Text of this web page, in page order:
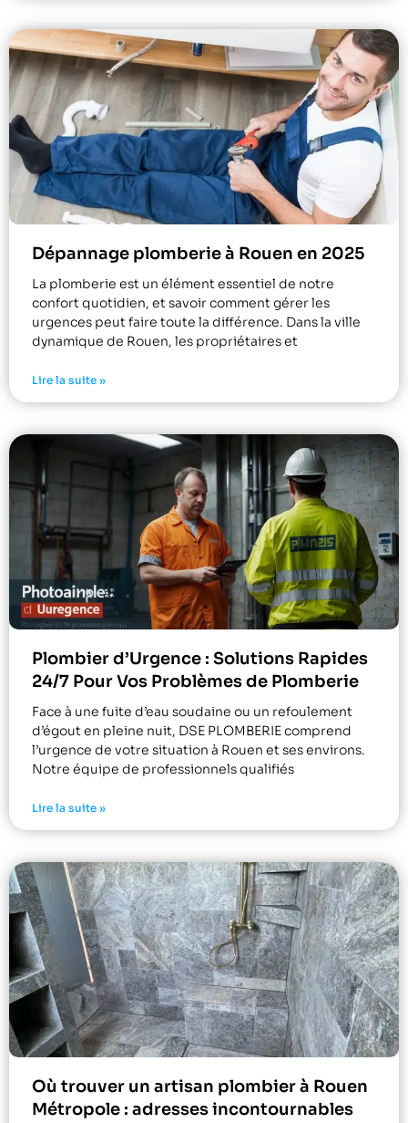
Dépannage plomberie à Rouen en 2025
La plomberie est un élément essentiel de notre
confort quotidien, et savoir comment gérer les
urgences peut faire toute la différence. Dans la ville
dynamique de Rouen, les propriétaires et
Lire la suite »
Plombier d’Urgence : Solutions Rapides
24/7 Pour Vos Problèmes de Plomberie
Face à une fuite d’eau soudaine ou un refoulement
d’égout en pleine nuit, DSE PLOMBERIE comprend
l’urgence de votre situation à Rouen et ses environs.
Notre équipe de professionnels qualifiés
Lire la suite »
Où trouver un artisan plombier à Rouen
Métropole : adresses incontournables